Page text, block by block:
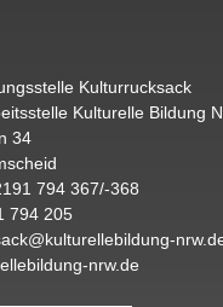
Kulturrucksack
Kulturelle Bildung
34
794 367/-368
794 205
nrw.de